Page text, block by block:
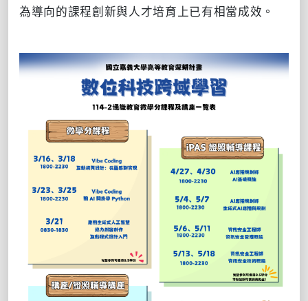
為導向的課程創新與人才培育上已有相當成效。